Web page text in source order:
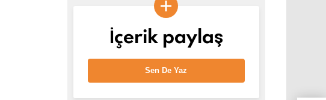
İçerik paylaş
Sen De Yaz